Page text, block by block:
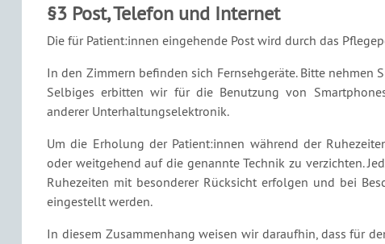
§3 Post, Telefon und Internet
Die für Patient:innen eingehende Post wird durch das
In den Zimmern befinden sich Fernsehgeräte. Bitte
Selbiges erbitten wir für die Benutzung von
anderer Unterhaltungselektronik.
Um die Erholung der Patient:innen während der
oder weitgehend auf die genannte Technik zu verzichten.
Ruhezeiten mit besonderer Rücksicht erfolgen und bei
eingestellt werden.
In diesem Zusammenhang weisen wir daraufhin, dass für